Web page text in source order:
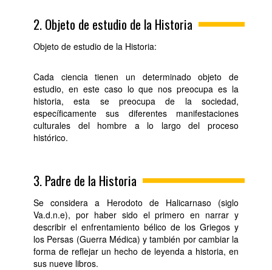
2. Objeto de estudio de la Historia
Objeto de estudio de la Historia:
Cada ciencia tienen un determinado objeto de
estudio, en este caso lo que nos preocupa es la
historia, esta se preocupa de la sociedad,
específicamente sus diferentes manifestaciones
culturales del hombre a lo largo del proceso
histórico.
3. Padre de la Historia
Se considera a Herodoto de Halicarnaso (siglo
Va.d.n.e), por haber sido el primero en narrar y
describir el enfrentamiento bélico de los Griegos y
los Persas (Guerra Médica) y también por cambiar la
forma de reflejar un hecho de leyenda a historia, en
sus nueve libros.